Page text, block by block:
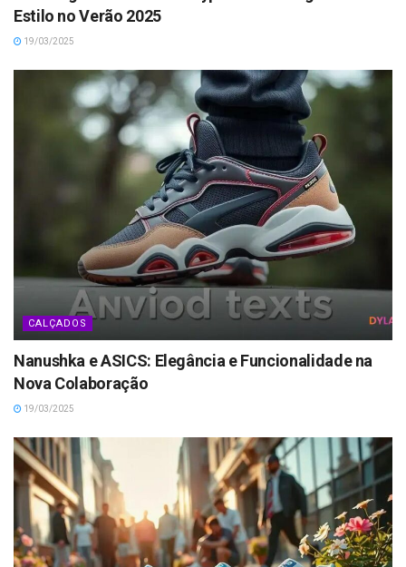
Estilo no Verão 2025
19/03/2025
CALÇADOS
Nanushka e ASICS: Elegância e Funcionalidade na
Nova Colaboração
19/03/2025